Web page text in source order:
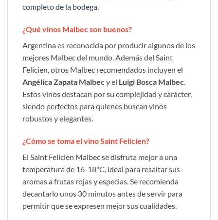
completo de la bodega.
¿Qué vinos Malbec son buenos?
Argentina es reconocida por producir algunos de los
mejores Malbec del mundo. Además del Saint
Felicien, otros Malbec recomendados incluyen el
Angélica Zapata Malbecy el Luigi Bosca Malbec.
Estos vinos destacan por su complejidad y carácter,
siendo perfectos para quienes buscan vinos
robustos y elegantes.
¿Cómo se toma el vino Saint Felicien?
El Saint Felicien Malbec se disfruta mejor a una
temperatura de 16-18°C, ideal para resaltar sus
aromas a frutas rojas y especias. Se recomienda
decantarlo unos 30 minutos antes de servir para
permitir que se expresen mejor sus cualidades.